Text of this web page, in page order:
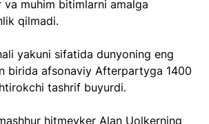
muhim bitimlarni amalga
qilmadi.
yakuni sifatida dunyoning eng
birida afsonaviy Afterpartyga 1400
tashrif buyurdi.
hitmeyker Alan Uolkerning